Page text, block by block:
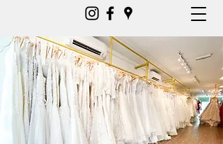
ketvondeegowns@gmail.com
0179717889